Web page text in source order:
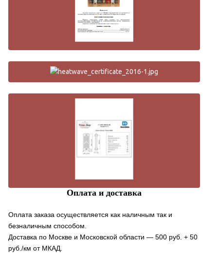
Оплата и доставка
Оплата заказа осуществляется как наличным так и
безналичным способом.
Доставка по Москве и Московской области — 500 руб. + 50
руб./км от МКАД.